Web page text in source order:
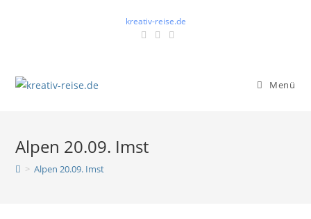
kreativ-reise.de
Menü
Alpen 20.09. Imst
> Alpen 20.09. Imst